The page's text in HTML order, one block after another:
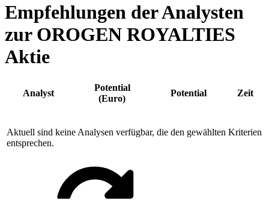
Empfehlungen der Analysten
zur OROGEN ROYALTIES
Aktie
Analyst
Potential
(Euro)
Potential Zeit
Aktuell sind keine Analysen verfügbar, die den gewählten Kriterien
entsprechen.